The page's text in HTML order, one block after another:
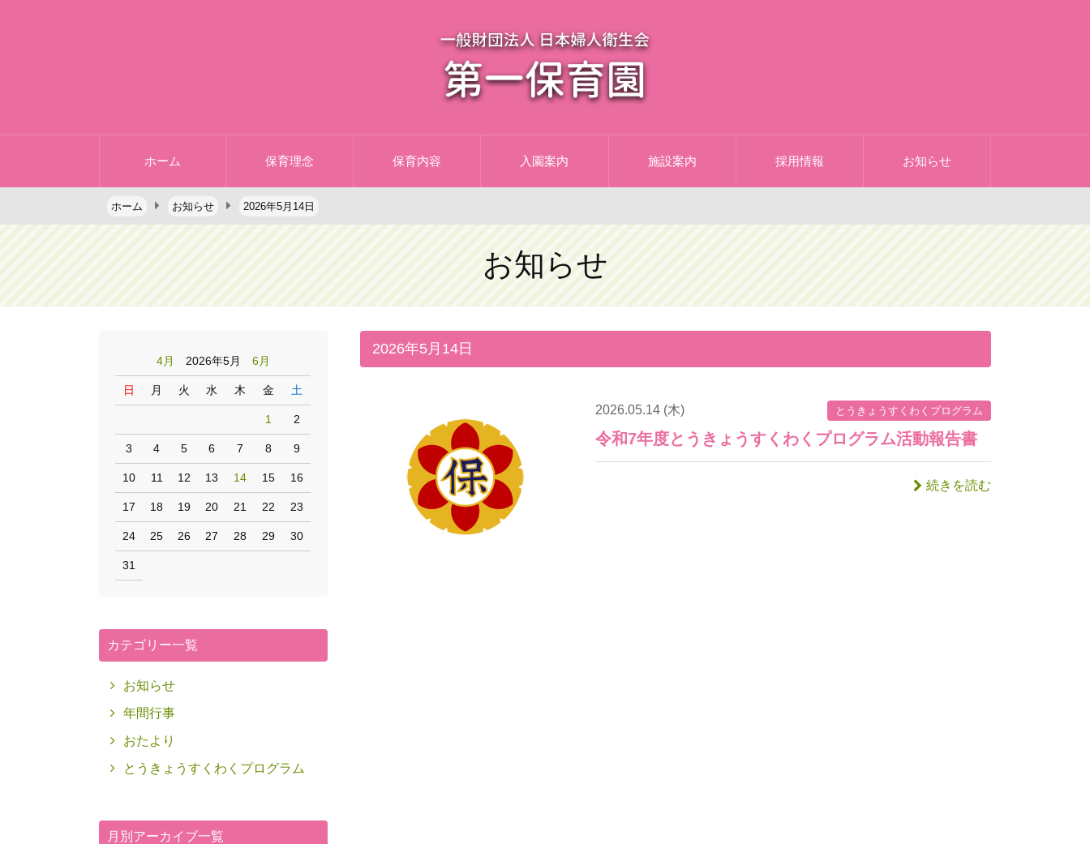
ホーム 保育理念 保育内容 入園案内 施設案内 採用情報 お知らせ
ホーム お知らせ 2026年5月14日
お知らせ
2026年5月14日
令和7年度とうきょうすくわくプログラム活動報告書
2026.05.14 (木) とうきょうすくわくプログラム
続きを読む
4月 2026年5月 6月
日 月 火 水 木 金 土
1 2
3 4 5 6 7 8 9
10 11 12 13 14 15 16
17 18 19 20 21 22 23
24 25 26 27 28 29 30
31
カテゴリー一覧
お知らせ
年間行事
おたより
とうきょうすくわくプログラム
月別アーカイブ一覧